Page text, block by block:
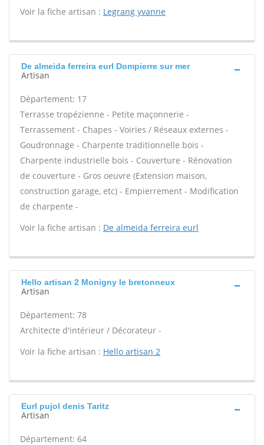
Voir la fiche artisan : Legrang yvanne
De almeida ferreira eurl Dompierre sur mer
Artisan
Département: 17
Terrasse tropézienne - Petite maçonnerie -
Terrassement - Chapes - Voiries / Réseaux externes -
Goudronnage - Charpente traditionnelle bois -
Charpente industrielle bois - Couverture - Rénovation
de couverture - Gros oeuvre (Extension maison,
construction garage, etc) - Empierrement - Modification
de charpente -
Voir la fiche artisan : De almeida ferreira eurl
Hello artisan 2 Monigny le bretonneux
Artisan
Département: 78
Architecte d'intérieur / Décorateur -
Voir la fiche artisan : Hello artisan 2
Eurl pujol denis Taritz
Artisan
Département: 64